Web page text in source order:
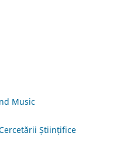
Music
Științifice